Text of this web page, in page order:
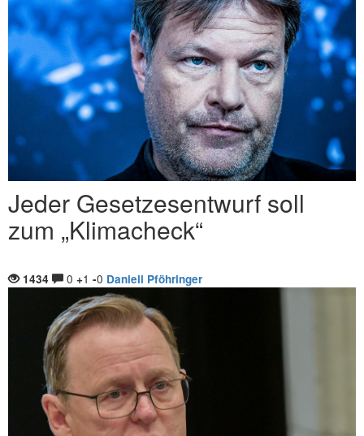
Jeder Gesetzesentwurf soll
zum „Klimacheck“
1434 0 +1 -0 Daniell Pföhringer